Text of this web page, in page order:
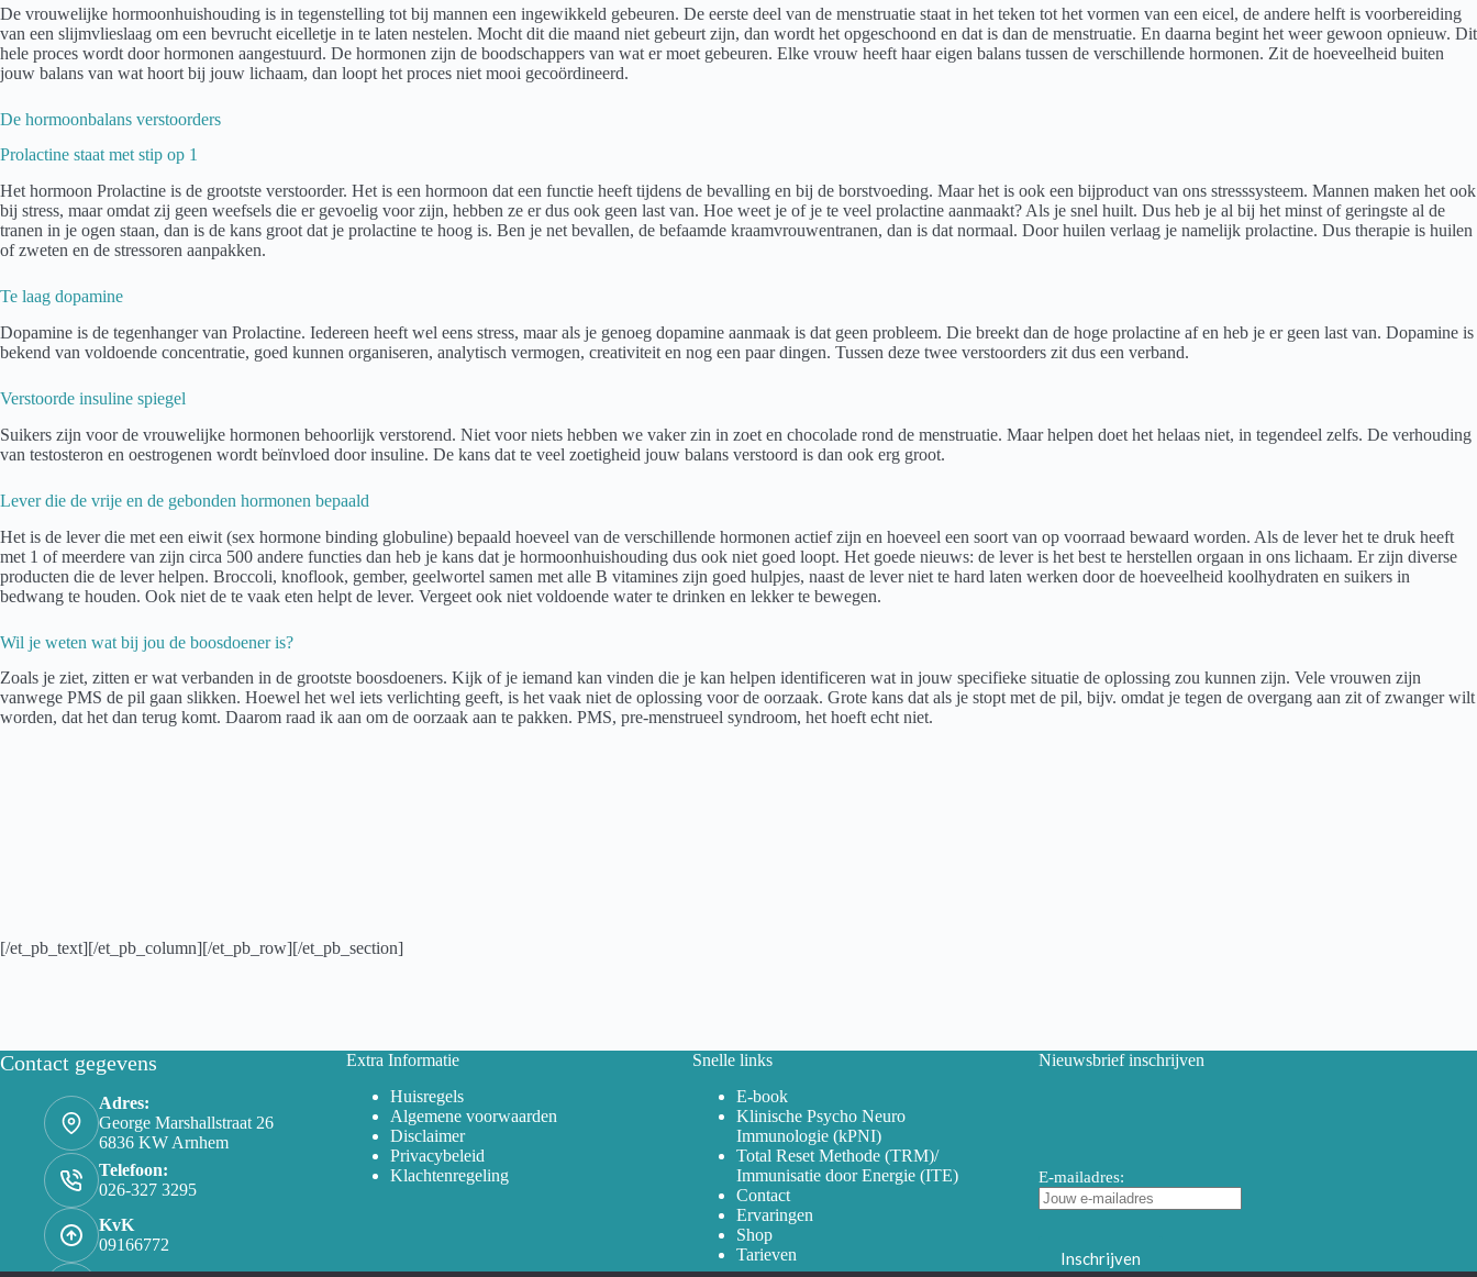
De vrouwelijke hormoonhuishouding is in tegenstelling tot bij mannen een ingewikkeld gebeuren. De eerste deel van de menstruatie staat in het teken tot het vormen van een eicel, de andere helft is voorbereiding
van een slijmvlieslaag om een bevrucht eicelletje in te laten nestelen. Mocht dit die maand niet gebeurt zijn, dan wordt het opgeschoond en dat is dan de menstruatie. En daarna begint het weer gewoon opnieuw. Dit
hele proces wordt door hormonen aangestuurd. De hormonen zijn de boodschappers van wat er moet gebeuren. Elke vrouw heeft haar eigen balans tussen de verschillende hormonen. Zit de hoeveelheid buiten
jouw balans van wat hoort bij jouw lichaam, dan loopt het proces niet mooi gecoördineerd.
De hormoonbalans verstoorders
Prolactine staat met stip op 1
Het hormoon Prolactine is de grootste verstoorder. Het is een hormoon dat een functie heeft tijdens de bevalling en bij de borstvoeding. Maar het is ook een bijproduct van ons stresssysteem. Mannen maken het ook
bij stress, maar omdat zij geen weefsels die er gevoelig voor zijn, hebben ze er dus ook geen last van. Hoe weet je of je te veel prolactine aanmaakt? Als je snel huilt. Dus heb je al bij het minst of geringste al de
tranen in je ogen staan, dan is de kans groot dat je prolactine te hoog is. Ben je net bevallen, de befaamde kraamvrouwentranen, dan is dat normaal. Door huilen verlaag je namelijk prolactine. Dus therapie is huilen
of zweten en de stressoren aanpakken.
Te laag dopamine
Dopamine is de tegenhanger van Prolactine. Iedereen heeft wel eens stress, maar als je genoeg dopamine aanmaak is dat geen probleem. Die breekt dan de hoge prolactine af en heb je er geen last van. Dopamine is
bekend van voldoende concentratie, goed kunnen organiseren, analytisch vermogen, creativiteit en nog een paar dingen. Tussen deze twee verstoorders zit dus een verband.
Verstoorde insuline spiegel
Suikers zijn voor de vrouwelijke hormonen behoorlijk verstorend. Niet voor niets hebben we vaker zin in zoet en chocolade rond de menstruatie. Maar helpen doet het helaas niet, in tegendeel zelfs. De verhouding
van testosteron en oestrogenen wordt beïnvloed door insuline. De kans dat te veel zoetigheid jouw balans verstoord is dan ook erg groot.
Lever die de vrije en de gebonden hormonen bepaald
Het is de lever die met een eiwit (sex hormone binding globuline) bepaald hoeveel van de verschillende hormonen actief zijn en hoeveel een soort van op voorraad bewaard worden. Als de lever het te druk heeft
met 1 of meerdere van zijn circa 500 andere functies dan heb je kans dat je hormoonhuishouding dus ook niet goed loopt. Het goede nieuws: de lever is het best te herstellen orgaan in ons lichaam. Er zijn diverse
producten die de lever helpen. Broccoli, knoflook, gember, geelwortel samen met alle B vitamines zijn goed hulpjes, naast de lever niet te hard laten werken door de hoeveelheid koolhydraten en suikers in
bedwang te houden. Ook niet de te vaak eten helpt de lever. Vergeet ook niet voldoende water te drinken en lekker te bewegen.
Wil je weten wat bij jou de boosdoener is?
Zoals je ziet, zitten er wat verbanden in de grootste boosdoeners. Kijk of je iemand kan vinden die je kan helpen identificeren wat in jouw specifieke situatie de oplossing zou kunnen zijn. Vele vrouwen zijn
vanwege PMS de pil gaan slikken. Hoewel het wel iets verlichting geeft, is het vaak niet de oplossing voor de oorzaak. Grote kans dat als je stopt met de pil, bijv. omdat je tegen de overgang aan zit of zwanger wilt
worden, dat het dan terug komt. Daarom raad ik aan om de oorzaak aan te pakken. PMS, pre-menstrueel syndroom, het hoeft echt niet.
[/et_pb_text][/et_pb_column][/et_pb_row][/et_pb_section]
Contact gegevens
Adres:
George Marshallstraat 26
6836 KW Arnhem
Telefoon:
026-327 3295
KvK
09166772
Extra Informatie
Huisregels
Algemene voorwaarden
Disclaimer
Privacybeleid
Klachtenregeling
Snelle links
E-book
Klinische Psycho Neuro
Immunologie (kPNI)
Total Reset Methode (TRM)/
Immunisatie door Energie (ITE)
Contact
Ervaringen
Shop
Tarieven
Nieuwsbrief inschrijven
E-mailadres: